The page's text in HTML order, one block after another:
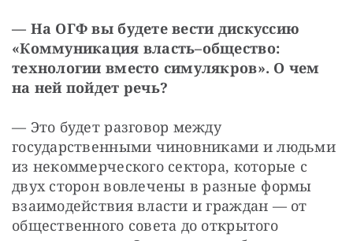
— На ОГФ вы будете вести дискуссию
«Коммуникация власть–общество:
технологии вместо симулякров». О чем
на ней пойдет речь?
— Это будет разговор между
государственными чиновниками и людьми
из некоммерческого сектора, которые с
двух сторон вовлечены в разные формы
взаимодействия власти и граждан — от
общественного совета до открытого